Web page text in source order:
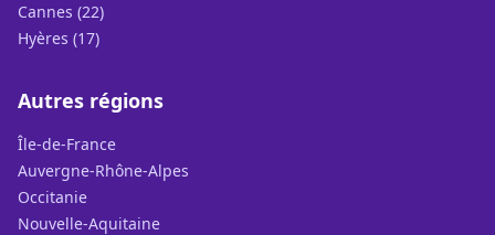
Cannes (22)
Hyères (17)
Autres régions
Île-de-France
Auvergne-Rhône-Alpes
Occitanie
Nouvelle-Aquitaine